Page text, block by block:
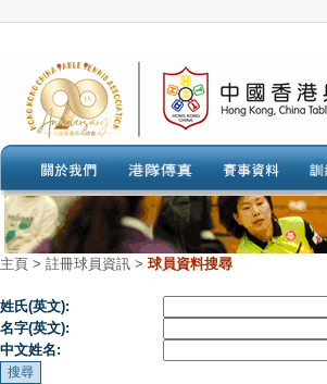
主頁 > 註冊球員資訊 > 球員資料搜尋
姓氏(英文):
名字(英文):
中文姓名: